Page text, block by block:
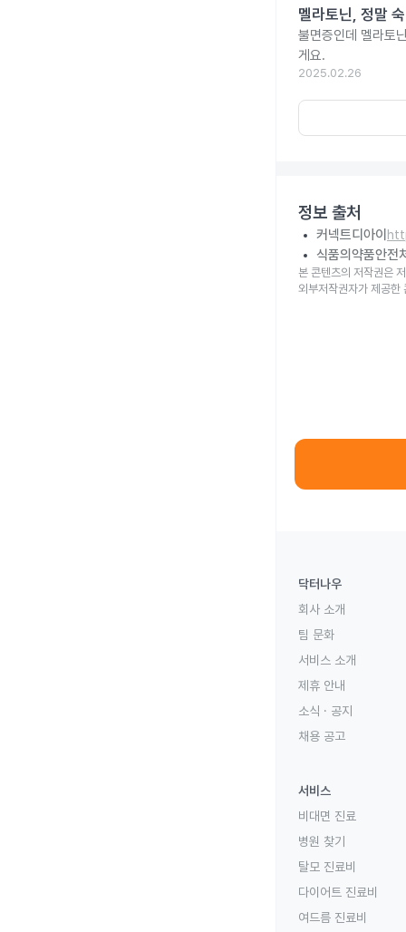
멜라토닌, 정말
불면증인데 멜라토
게요.
2025.02.26
정보 출처
커넥트디아이
식품의약품안전
본 콘텐츠의 저작권은
외부저작권자가 제공한
닥터나우
회사 소개
팀 문화
서비스 소개
제휴 안내
소식 · 공지
채용 공고
서비스
비대면 진료
병원 찾기
탈모 진료비
다이어트 진료비
여드름 진료비